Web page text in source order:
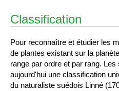
Classification
Pour reconnaître et étudier les
de plantes existant sur la
range par ordre et par rang.
aujourd'hui une classification
du naturaliste suédois Linné